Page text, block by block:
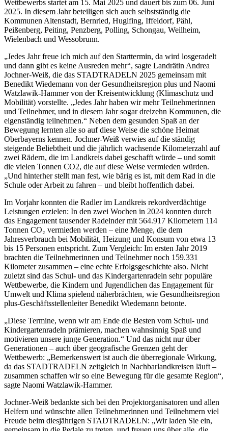
Wettbewerbs startet am 15. Mai 2025 und dauert bis zum 06. Juni
2025. In diesem Jahr beteiligen sich auch selbstständig die
Kommunen Altenstadt, Bernried, Huglfing, Iffeldorf, Pähl,
Peißenberg, Peiting, Penzberg, Polling, Schongau, Weilheim,
Wielenbach und Wessobrunn.
„Jedes Jahr freue ich mich auf den Starttermin, da wird losgeradelt
und dann gibt es keine Ausreden mehr“, sagte Landrätin Andrea
Jochner-Weiß, die das STADTRADELN 2025 gemeinsam mit
Benedikt Wiedemann von der Gesundheitsregion plus und Naomi
Watzlawik-Hammer von der Kreisentwicklung (Klimaschutz und
Mobilität) vorstellte. „Jedes Jahr haben wir mehr Teilnehmerinnen
und Teilnehmer, und in diesem Jahr sogar dreizehn Kommunen, die
eigenständig teilnehmen.“ Neben dem gesunden Spaß an der
Bewegung lernten alle so auf diese Weise die schöne Heimat
Oberbayerns kennen. Jochner-Weiß verwies auf die ständig
steigende Beliebtheit und die jährlich wachsende Kilometerzahl auf
zwei Rädern, die im Landkreis dabei geschafft würde – und somit
die vielen Tonnen CO2, die auf diese Weise vermieden würden.
„Und hinterher stellt man fest, wie bärig es ist, mit dem Rad in die
Schule oder Arbeit zu fahren – und bleibt hoffentlich dabei.
Im Vorjahr konnten die Radler im Landkreis rekordverdächtige
Leistungen erzielen: In den zwei Wochen in 2024 konnten durch
das Engagement tausender Radelnder mit 564.917 Kilometern 114
Tonnen CO₂ vermieden werden – eine Menge, die dem
Jahresverbrauch bei Mobilität, Heizung und Konsum von etwa 13
bis 15 Personen entspricht. Zum Vergleich: Im ersten Jahr 2019
brachten die Teilnehmerinnen und Teilnehmer noch 159.331
Kilometer zusammen – eine echte Erfolgsgeschichte also. Nicht
zuletzt sind das Schul- und das Kindergartenradeln sehr populäre
Wettbewerbe, die Kindern und Jugendlichen das Engagement für
Umwelt und Klima spielend näherbrächten, wie Gesundheitsregion
plus-Geschäftsstellenleiter Benedikt Wiedemann betonte.
„Diese Termine, wenn wir am Ende die Besten vom Schul- und
Kindergartenradeln prämieren, machen wahnsinnig Spaß und
motivieren unsere junge Generation.“ Und das nicht nur über
Generationen – auch über geografische Grenzen geht der
Wettbewerb: „Bemerkenswert ist auch die überregionale Wirkung,
da das STADTRADELN zeitgleich in Nachbarlandkreisen läuft –
zusammen schaffen wir so eine Bewegung für die gesamte Region“,
sagte Naomi Watzlawik-Hammer.
Jochner-Weiß bedankte sich bei den Projektorganisatoren und allen
Helfern und wünschte allen Teilnehmerinnen und Teilnehmern viel
Freude beim diesjährigen STADTRADELN: „Wir laden Sie ein,